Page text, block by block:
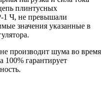
плинтусных
1 Ч, не превышали
значения указанные в
производит шума во время
100% гарантирует